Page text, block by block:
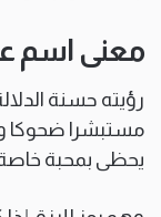
معنى اسم
رؤيته حسنة
مستبشرا ضحوكا
يحظى بمحبة